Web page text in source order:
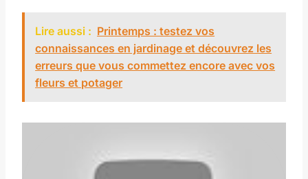
Lire aussi : Printemps : testez vos
connaissances en jardinage et découvrez les
erreurs que vous commettez encore avec vos
fleurs et potager